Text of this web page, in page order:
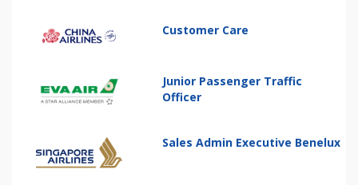
Customer Care
Junior Passenger Traffic
Officer
Sales Admin Executive Benelux